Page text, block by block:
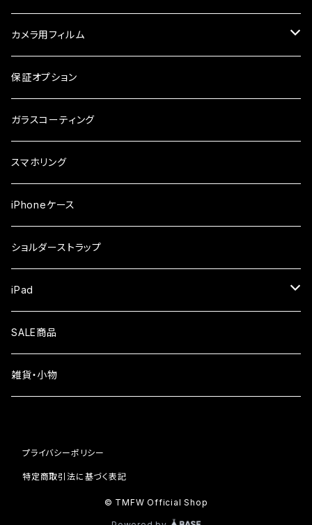
ケース・カバー
ケース
ガラスフィルム
ケース
ケース
AQUOS
ガラスフィルム
arrows
ガラスフィルム
シンプルスマホ
ガラスフィルム
らくらくスマホ
ガラスフィルム
OPPO
ガラスフィルム
Xiaomi
ガラスフィルム
カメラ用フィルム
iPhone
iPhone17e
iPhone17ProMax
iPhone16
iPhone15
iPhone13
Android
保証オプション
ガラスコーティング
スマホリング
iPhoneケース
ショルダーストラップ
iPad
液晶フィルム
SALE商品
雑貨・小物
プライバシーポリシー
特定商取引法に基づく表記
© TMFW Official Shop